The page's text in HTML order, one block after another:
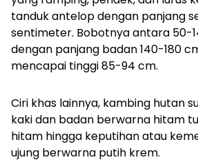
tanduk antelop dengan panjang
sentimeter. Bobotnya antara 50-
dengan panjang badan 140-180
mencapai tinggi 85-94 cm.
Ciri khas lainnya, kambing hutan
kaki dan badan berwarna hitam
hitam hingga keputihan atau
ujung berwarna putih krem.